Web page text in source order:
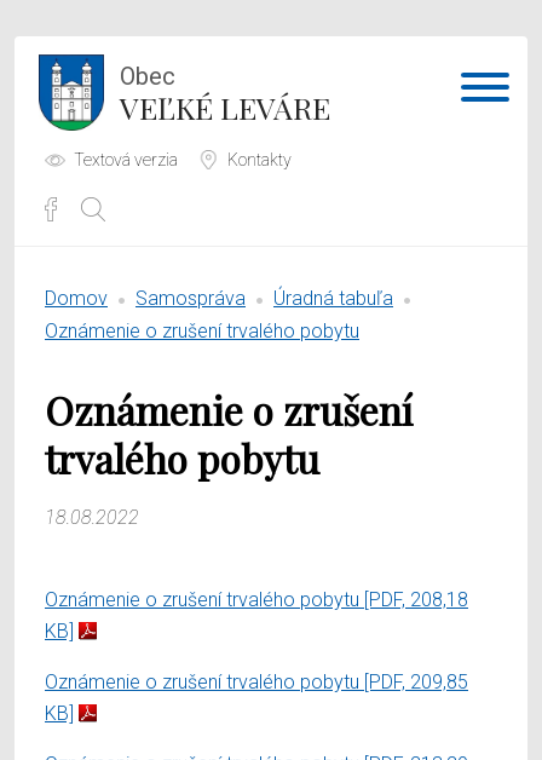
Obec
VEĽKÉ LEVÁRE
Textová verzia Kontakty
Samospráva
Domov Samospráva
Úradná tabuľa
Oznámenie o zrušení trvalého pobytu
Oznámenie o zrušení
trvalého pobytu
18.08.2022
Oznámenie o zrušení trvalého pobytu [PDF, 208,18
KB]
Oznámenie o zrušení trvalého pobytu [PDF, 209,85
KB]